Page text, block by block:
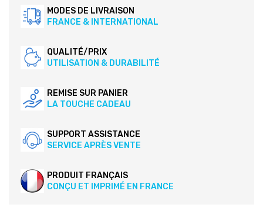
MODES DE LIVRAISON
FRANCE & INTERNATIONAL
QUALITÉ/PRIX
UTILISATION & DURABILITÉ
REMISE SUR PANIER
LA TOUCHE CADEAU
SUPPORT ASSISTANCE
SERVICE APRÈS VENTE
PRODUIT FRANÇAIS
CONÇU ET IMPRIMÉ EN FRANCE